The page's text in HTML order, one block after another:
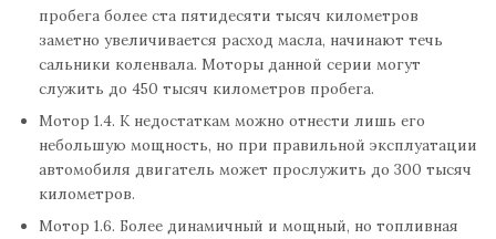
пробега более ста пятидесяти тысяч километров
заметно увеличивается расход масла, начинают течь
сальники коленвала. Моторы данной серии могут
служить до 450 тысяч километров пробега.
Мотор 1.4. К недостаткам можно отнести лишь его
небольшую мощность, но при правильной эксплуатации
автомобиля двигатель может прослужить до 300 тысяч
километров.
Мотор 1.6. Более динамичный и мощный, но топливная